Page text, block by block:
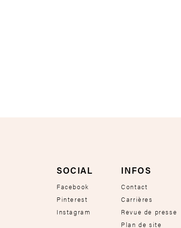
SOCIAL
Facebook
Pinterest
Instagram
INFOS
Contact
Carrières
Revue de presse
Plan de site